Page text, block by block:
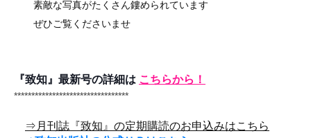
素敵な写真がたくさん鏤められています
ぜひご覧くださいませ
『致知』最新号の詳細は こちらから！
*********************************
⇒月刊誌『致知』の定期購読のお申込みはこちら